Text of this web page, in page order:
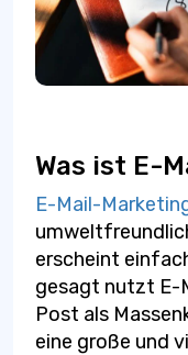
Was ist E-
E-Mail-
erscheint
gesagt nutzt E-
Post als
eine große und